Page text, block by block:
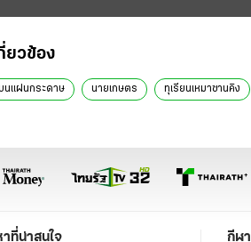
ยวข้อง
นแผ่นกระดาษ นายเกษตร ทุเรียนเหมาซานคิง
าที่น่าสนใจ กีฬา